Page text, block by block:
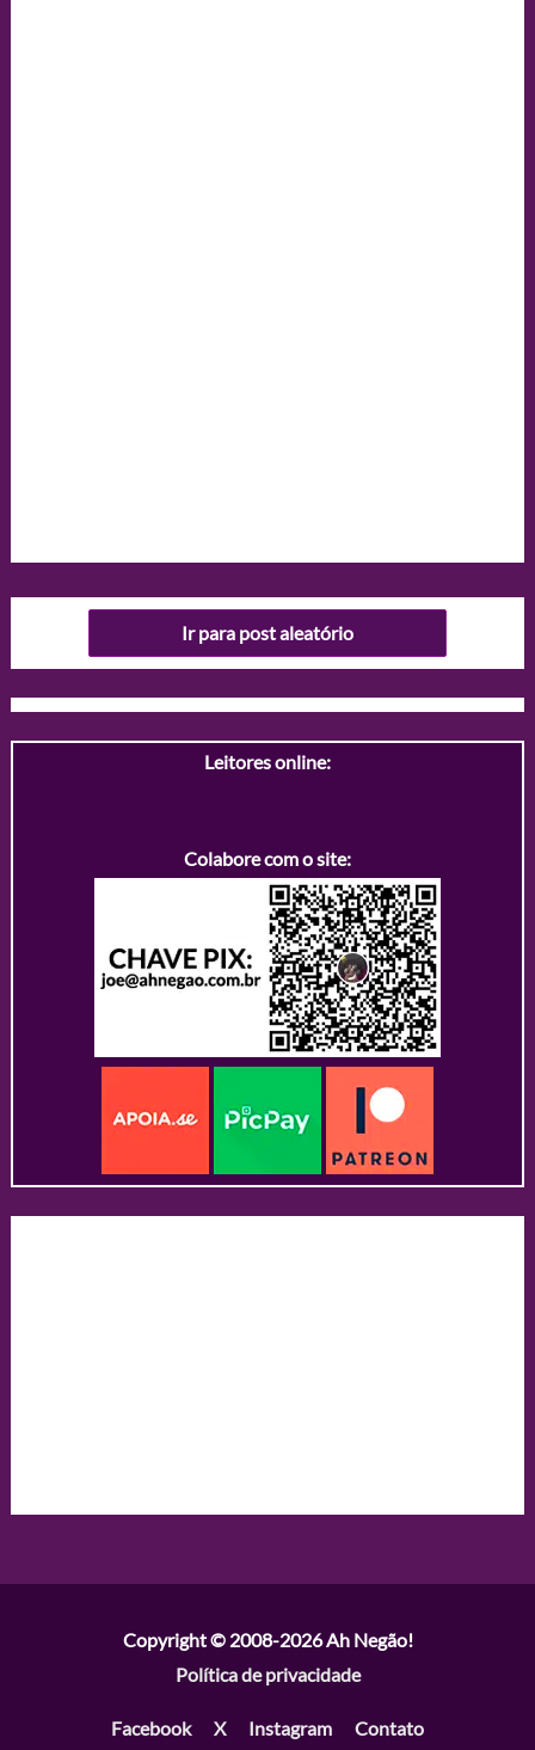
Ir para post aleatório
Leitores online:
Colabore com o site:
Copyright © 2008-2026Ah Negão!
Política de privacidade
Facebook X Instagram Contato